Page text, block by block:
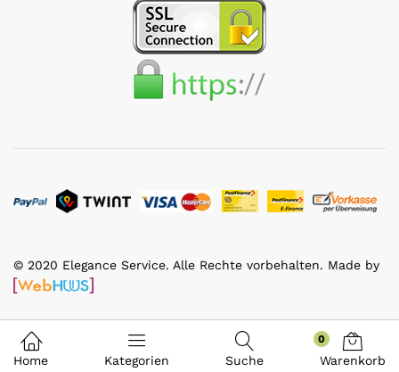
© 2020 Elegance Service. Alle Rechte vorbehalten. Made by
Home Kategorien Suche
0
Warenkorb